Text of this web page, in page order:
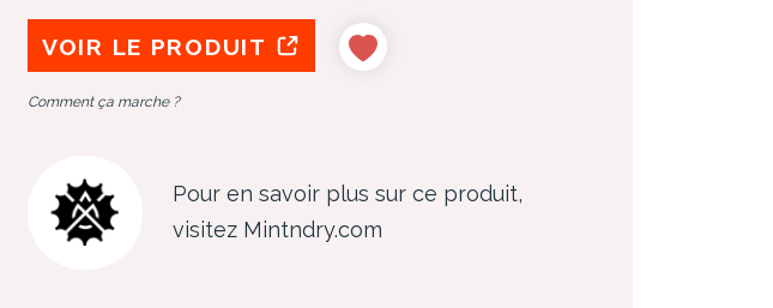
VOIR LE PRODUIT
Comment ça marche ?
Pour en savoir plus sur ce produit,
visitez Mintndry.com